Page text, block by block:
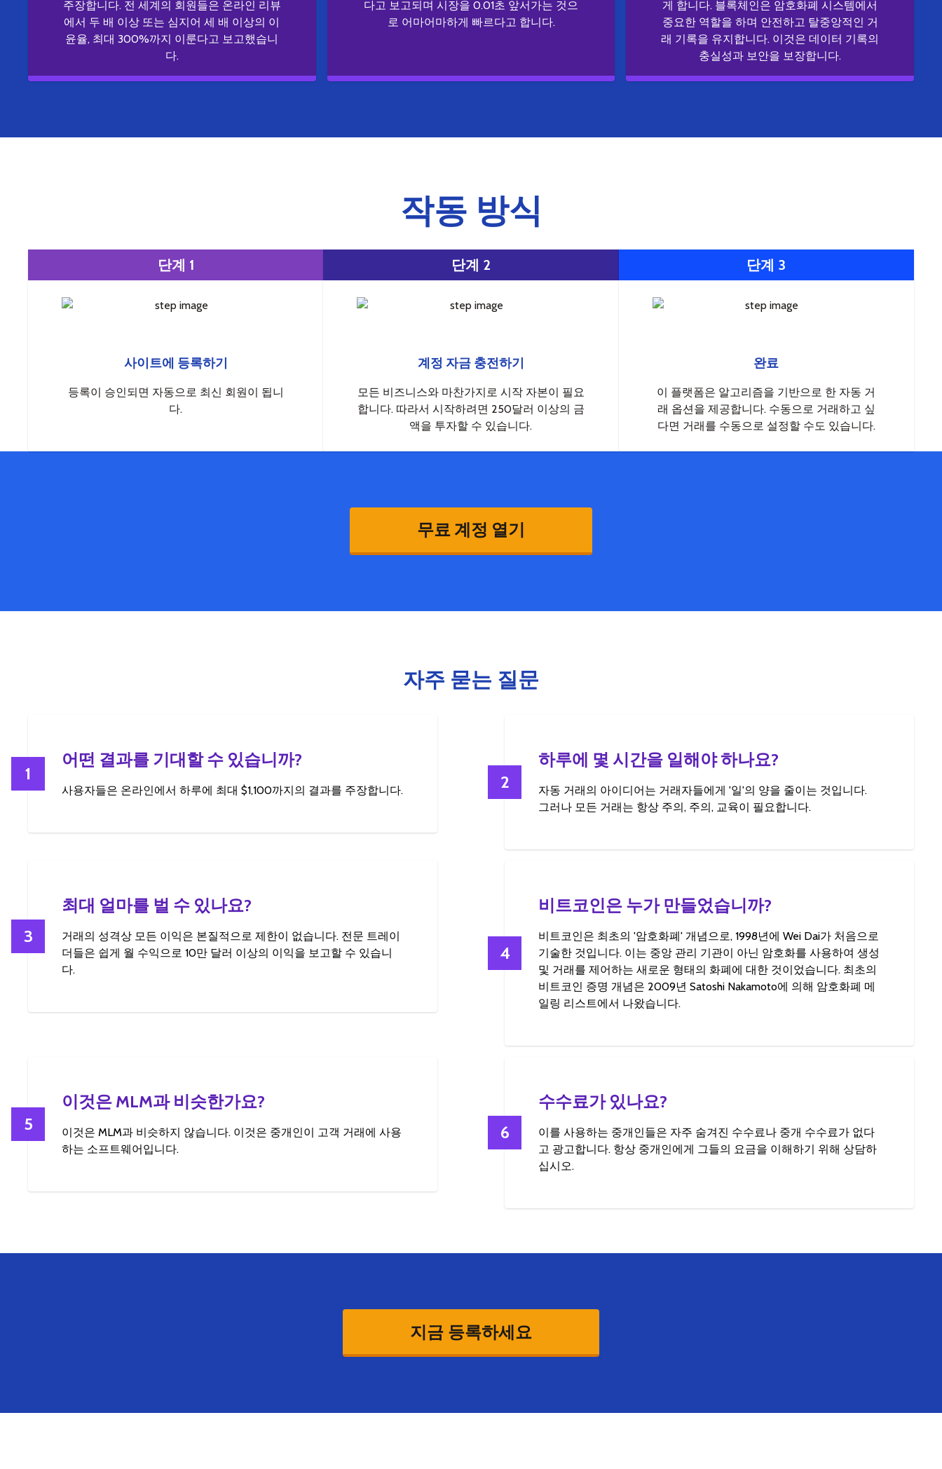
주장합니다. 전 세계의 회원들은 온라인 리뷰
에서 두 배 이상 또는 심지어 세 배 이상의 이
윤율, 최대 300%까지 이룬다고 보고했습니
다.
다고 보고되며 시장을 0.01초 앞서가는 것으
로 어마어마하게 빠르다고 합니다.
게 합니다. 블록체인은 암호화폐 시스템에서
중요한 역할을 하며 안전하고 탈중앙적인 거
래 기록을 유지합니다. 이것은 데이터 기록의
충실성과 보안을 보장합니다.
작동 방식
단계 1
사이트에 등록하기
등록이 승인되면 자동으로 최신 회원이 됩니
다.
단계 2
계정 자금 충전하기
모든 비즈니스와 마찬가지로 시작 자본이 필요
합니다. 따라서 시작하려면 250달러 이상의 금
액을 투자할 수 있습니다.
단계 3
완료
이 플랫폼은 알고리즘을 기반으로 한 자동 거
래 옵션을 제공합니다. 수동으로 거래하고 싶
다면 거래를 수동으로 설정할 수도 있습니다.
무료 계정 열기
자주 묻는 질문
1
어떤 결과를 기대할 수 있습니까?
사용자들은 온라인에서 하루에 최대 $1,100까지의 결과를 주장합니다. 2
하루에 몇 시간을 일해야 하나요?
자동 거래의 아이디어는 거래자들에게 '일'의 양을 줄이는 것입니다.
그러나 모든 거래는 항상 주의, 주의, 교육이 필요합니다.
3
최대 얼마를 벌 수 있나요?
거래의 성격상 모든 이익은 본질적으로 제한이 없습니다. 전문 트레이
더들은 쉽게 월 수익으로 10만 달러 이상의 이익을 보고할 수 있습니
다.
4
비트코인은 누가 만들었습니까?
비트코인은 최초의 '암호화폐' 개념으로, 1998년에 Wei Dai가 처음으로
기술한 것입니다. 이는 중앙 관리 기관이 아닌 암호화를 사용하여 생성
및 거래를 제어하는 새로운 형태의 화폐에 대한 것이었습니다. 최초의
비트코인 증명 개념은 2009년 Satoshi Nakamoto에 의해 암호화폐 메
일링 리스트에서 나왔습니다.
5
이것은 MLM과 비슷한가요?
이것은 MLM과 비슷하지 않습니다. 이것은 중개인이 고객 거래에 사용
하는 소프트웨어입니다.
6
수수료가 있나요?
이를 사용하는 중개인들은 자주 숨겨진 수수료나 중개 수수료가 없다
고 광고합니다. 항상 중개인에게 그들의 요금을 이해하기 위해 상담하
십시오.
지금 등록하세요